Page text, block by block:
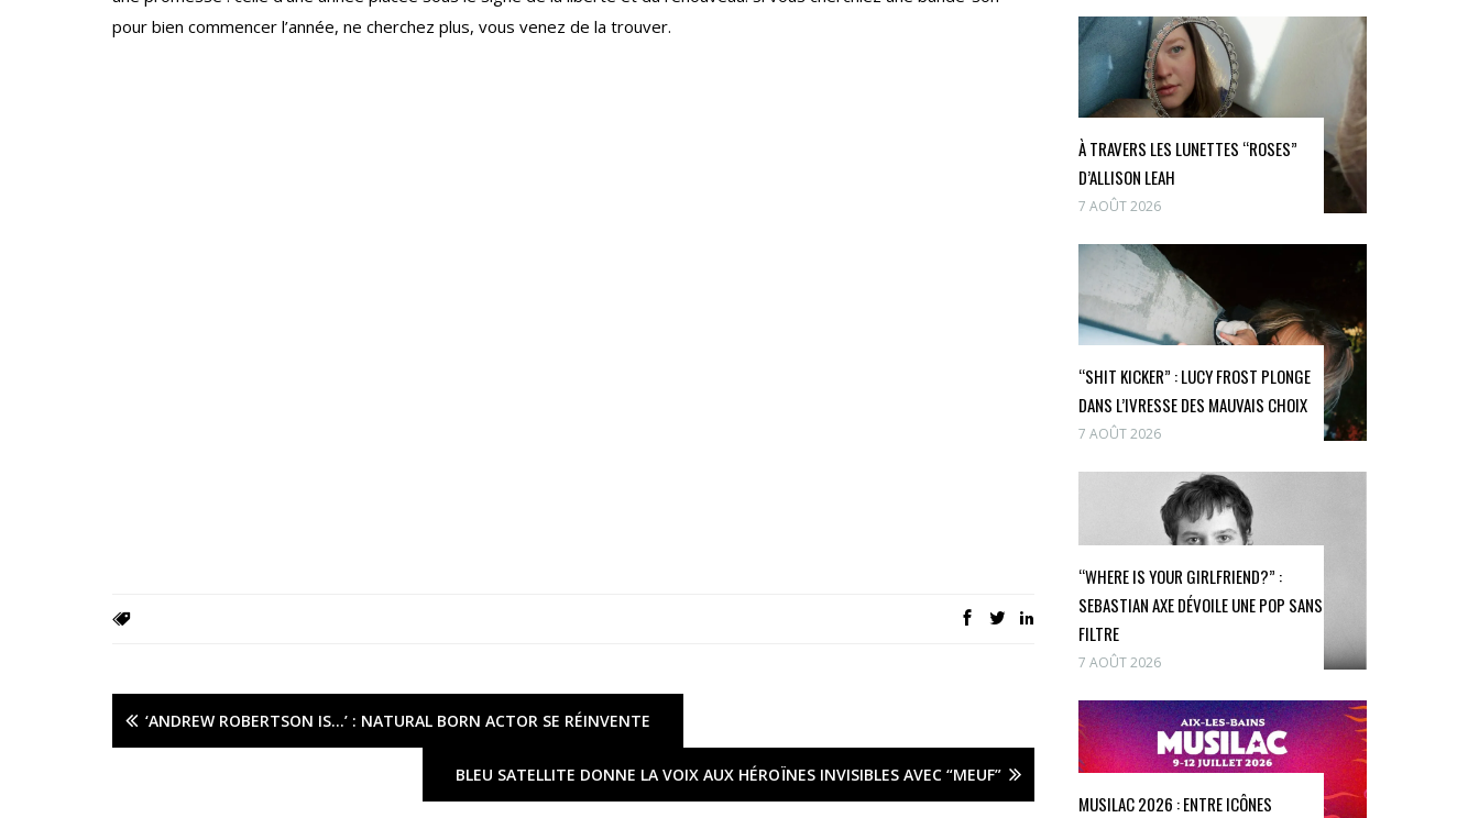
pour bien commencer l’année, ne cherchez plus, vous venez de la trouver.
‘ANDREW ROBERTSON IS…’ : NATURAL BORN ACTOR SE RÉINVENTE
BLEU SATELLITE DONNE LA VOIX AUX HÉROÏNES INVISIBLES AVEC “MEUF”
À TRAVERS LES LUNETTES “ROSES”
D’ALLISON LEAH
7 AOÛT 2026
“SHIT KICKER” : LUCY FROST PLONGE
DANS L’IVRESSE DES MAUVAIS CHOIX
7 AOÛT 2026
“WHERE IS YOUR GIRLFRIEND?” :
SEBASTIAN AXE DÉVOILE UNE POP SANS
FILTRE
7 AOÛT 2026
MUSILAC 2026 : ENTRE ICÔNES